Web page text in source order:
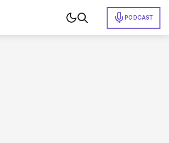
PODCAST